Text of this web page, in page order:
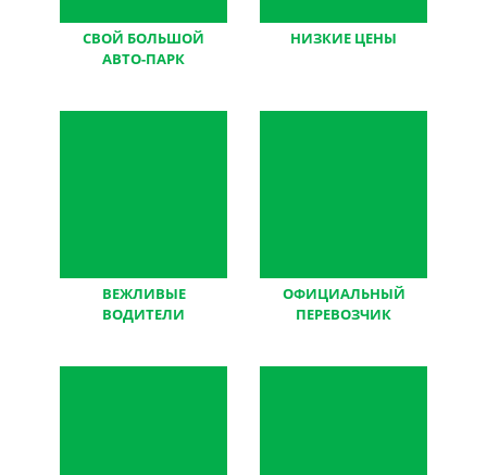
СВОЙ БОЛЬШОЙ
АВТО-ПАРК
НИЗКИЕ ЦЕНЫ
ВЕЖЛИВЫЕ
ВОДИТЕЛИ
ОФИЦИАЛЬНЫЙ
ПЕРЕВОЗЧИК